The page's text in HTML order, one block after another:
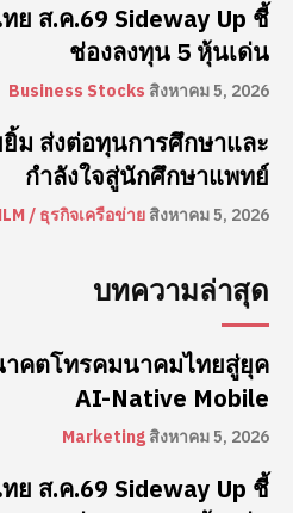
ย ส.ค.69 Sideway Up ชี้
ช่องลงทุน 5 หุ้นเด่น
Business Stocks สิงหาคม 5, 2026
ม ส่งต่อทุนการศึกษาและ
กำลังใจสู่นักศึกษาแพทย์
/ ธุรกิจเครือข่ายสิงหาคม 5, 2026
บทความล่าสุด
คตโทรคมนาคมไทยสู่ยุค
AI-Native Mobile
Marketingสิงหาคม 5, 2026
ย ส.ค.69 Sideway Up ชี้